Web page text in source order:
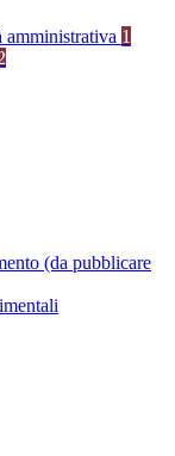
amministrativa 1
(da pubblicare